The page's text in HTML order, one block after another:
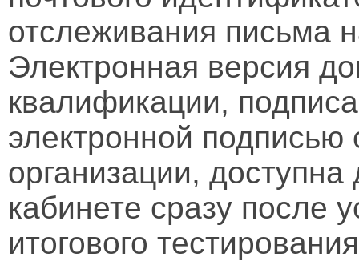
отслеживания письма
Электронная версия
квалификации,
электронной подписью
организации,
кабинете сразу после
итогового